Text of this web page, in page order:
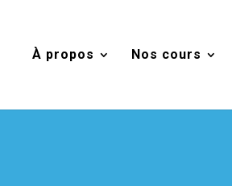
À propos Nos cours